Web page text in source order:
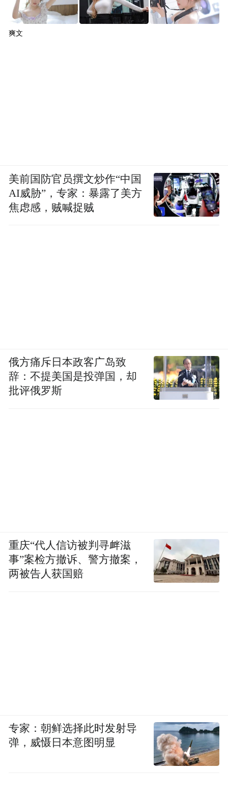
爽文
美前国防官员撰文炒作“中国
AI威胁”，专家：暴露了美方
焦虑感，贼喊捉贼
俄方痛斥日本政客广岛致
辞：不提美国是投弹国，却
批评俄罗斯
重庆“代人信访被判寻衅滋
事”案检方撤诉、警方撤案，
两被告人获国赔
专家：朝鲜选择此时发射导
弹，威慑日本意图明显